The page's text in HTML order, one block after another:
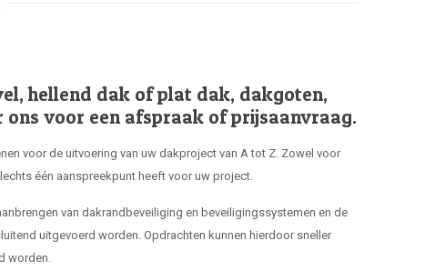
hellend dak of plat dak, dakgoten,
voor een afspraak of prijsaanvraag.
voor de uitvoering van uw dakproject van A tot Z. Zowel voor
één aanspreekpunt heeft voor uw project.
van dakrandbeveiliging en beveiligingssystemen en de
uitgevoerd worden. Opdrachten kunnen hierdoor sneller
worden.